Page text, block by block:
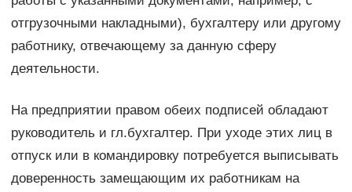
отгрузочными накладными), бухгалтеру или другому
работнику, отвечающему за данную сферу
деятельности.
На предприятии правом обеих подписей обладают
руководитель и гл.бухгалтер. При уходе этих лиц в
отпуск или в командировку потребуется выписывать
доверенность замещающим их работникам на